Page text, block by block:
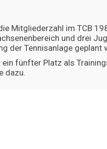
Mitgliederzahl im TCB
und drei
der Tennisanlage geplant
fünfter Platz als
dazu.